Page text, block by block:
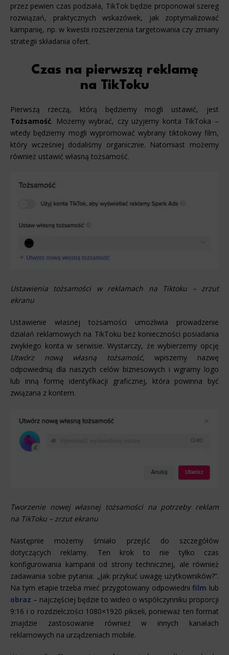
przez pewien czas podziała, TikTok będzie proponował szereg
rozwiązań, praktycznych wskazówek, jak zoptymalizować
kampanię, np. w kwestii rozszerzenia targetowania czy zmiany
strategii składania ofert.
Czas na pierwszą reklamę
na TikToku
Pierwszą rzeczą, którą będziemy mogli ustawić, jest
Tożsamość. Możemy wybrać, czy użyjemy konta TikToka –
wtedy będziemy mogli wypromować wybrany tiktokowy film,
który wcześniej dodaliśmy organicznie. Natomiast możemy
również ustawić własną tożsamość.
Ustawienia tożsamości w reklamach na Tiktoku – zrzut
ekranu
Ustawienie własnej tożsamości umożliwia prowadzenie
działań reklamowych na TikToku bez konieczności posiadania
zwykłego konta w serwisie. Wystarczy, że wybierzemy opcję
Utwórz nową własną tożsamość, wpiszemy nazwę
odpowiednią dla naszych celów biznesowych i wgramy logo
lub inną formę identyfikacji graficznej, która powinna być
związana z kontem.
Tworzenie nowej własnej tożsamości na potrzeby reklam
na TikToku – zrzut ekranu
Następnie możemy śmiało przejść do szczegółów
dotyczących reklamy. Ten krok to nie tylko czas
konfigurowania kampanii od strony technicznej, ale również
zadawania sobie pytania: „Jak przykuć uwagę użytkowników?”.
Na tym etapie trzeba mieć przygotowany odpowiednifilm lub
obraz – najczęściej będzie to wideo o współczynniku proporcji
9:16 i o rozdzielczości 1080×1920 pikseli, ponieważ ten format
znajdzie zastosowanie również w innych kanałach
reklamowych na urządzeniach mobile.